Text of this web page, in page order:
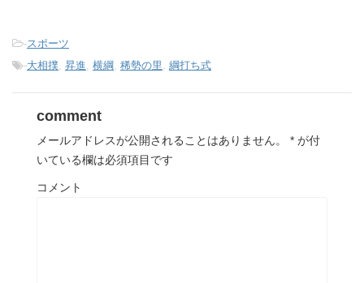
-スポーツ
-大相撲 昇進 横綱 稀勢の里 綱打ち式
comment
メールアドレスが公開されることはありません。 * が付
いている欄は必須項目です
コメント